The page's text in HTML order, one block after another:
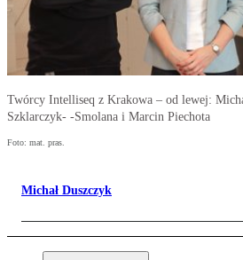
Twórcy Intelliseq z Krakowa – od lewej:
Szklarczyk- -Smolana i Marcin Piechota
Foto: mat. pras.
Michał Duszczyk